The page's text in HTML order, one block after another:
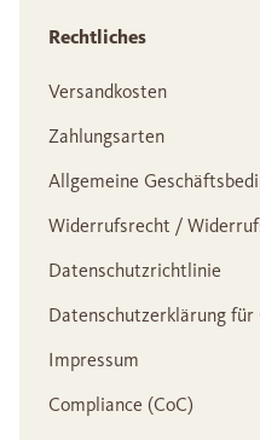
Rechtliches
Versandkosten
Zahlungsarten
Allgemeine
Widerrufsrecht /
Datenschutzrichtlinie
Datenschutzerklärung
Impressum
Compliance (CoC)